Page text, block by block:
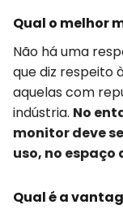
Qual o melhor
Não há uma
que diz respeito
aquelas com
indústria. No
monitor deve
uso, no
Qual é a